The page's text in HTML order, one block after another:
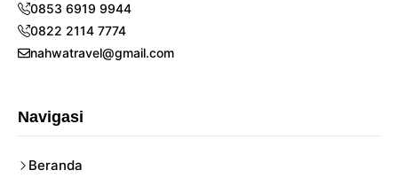
0853 6919 9944
0822 2114 7774
nahwatravel@gmail.com
Navigasi
Beranda